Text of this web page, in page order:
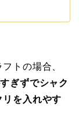
トの場合、
ぎずでシャク
を入れやす